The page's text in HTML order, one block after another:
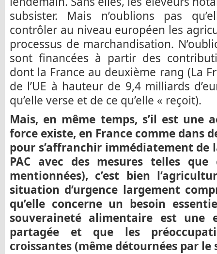
subsister. Mais n’oublions pas
contrôler au niveau européen les
processus de marchandisation.
sont financées à partir des
dont la France au deuxième rang (La
de l’UE à hauteur de 9,4 milliards
qu’elle verse et de ce qu’elle « reçoit).
Mais, en même temps, s’il est une
force existe, en France comme dans
pour s’affranchir immédiatement de
PAC avec des mesures telles
mentionnées), c’est bien
situation d’urgence largement
qu’elle concerne un besoin
souveraineté alimentaire est une
partagée et que les
croissantes (même détournées par